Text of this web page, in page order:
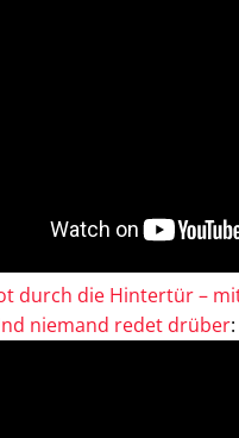
durch die Hintertür –
niemand redet drüber: